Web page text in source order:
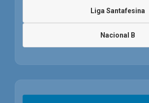
Liga Santafesina
Nacional B